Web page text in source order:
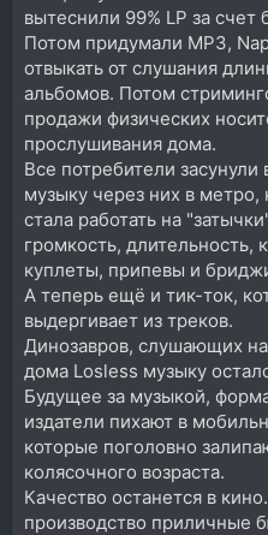
вытеснили 99% LP за
Потом придумали MP3,
отвыкать от слушания
альбомов. Потом
продажи физических
прослушивания дома.
Все потребители
музыку через них в
стала работать на
громкость,
куплеты, припевы и
А теперь ещё и тик-ток,
выдергивает из треков.
Динозавров, слушающих
дома Losless музыку
Будущее за музыкой,
издатели пихают в
которые поголовно
колясочного возраста.
Качество останется в
производство приличные